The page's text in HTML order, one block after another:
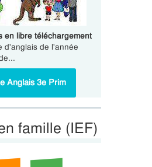
en libre téléchargement
d'anglais de l'année
Anglais 3e Prim
famille (IEF)